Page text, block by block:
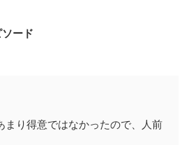
ード
まり得意ではなかったので、人前